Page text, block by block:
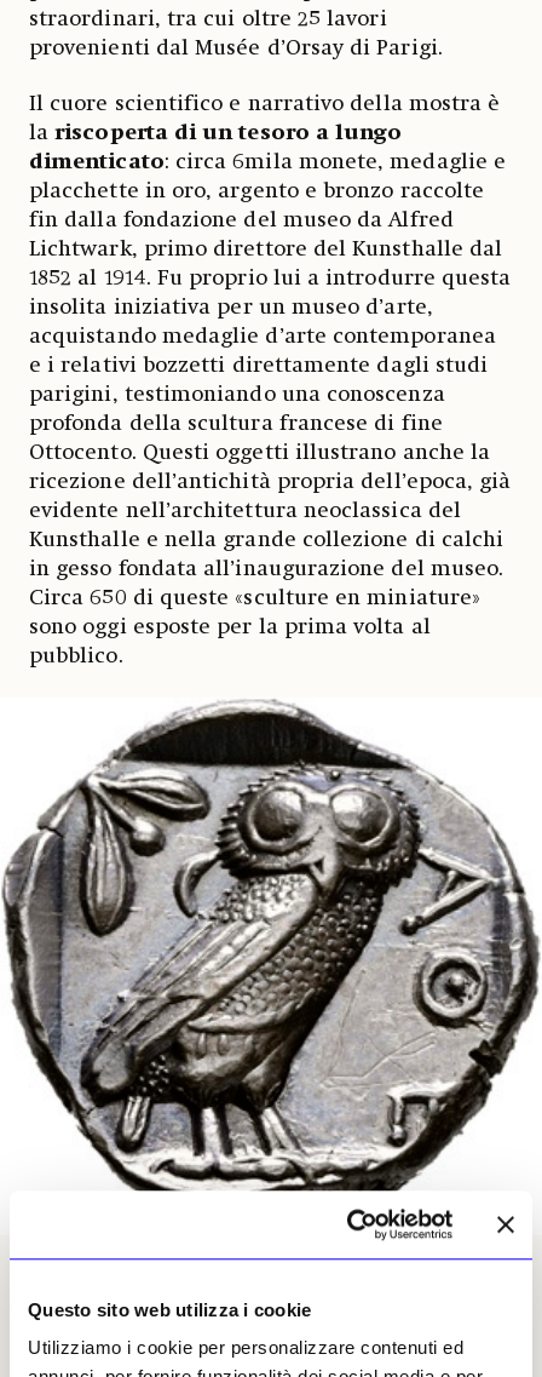
Questo sito web utilizza i cookie
Utilizziamo i cookie per personalizzare contenuti ed
straordinari, tra cui oltre 25 lavori
provenienti dal Musée d’Orsay di Parigi.
Il cuore scientifico e narrativo della mostra è
lariscoperta di un tesoro a lungo
dimenticato: circa 6mila monete, medaglie e
placchette in oro, argento e bronzo raccolte
fin dalla fondazione del museo da Alfred
Lichtwark, primo direttore del Kunsthalle dal
1852 al 1914. Fu proprio lui a introdurre questa
insolita iniziativa per un museo d’arte,
acquistando medaglie d’arte contemporanea
e i relativi bozzetti direttamente dagli studi
parigini, testimoniando una conoscenza
profonda della scultura francese di fine
Ottocento. Questi oggetti illustrano anche la
ricezione dell’antichità propria dell’epoca, già
evidente nell’architettura neoclassica del
Kunsthalle e nella grande collezione di calchi
in gesso fondata all’inaugurazione del museo.
Circa 650 di queste «sculture en miniature»
sono oggi esposte per la prima volta al
pubblico.